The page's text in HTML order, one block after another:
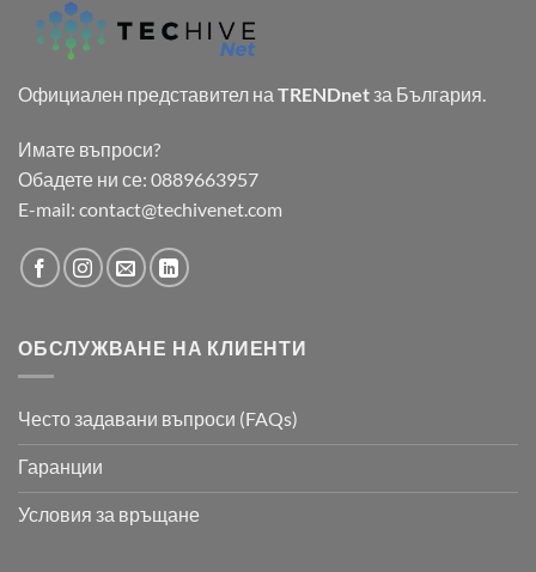
Официален представител на TRENDnetза България.
Имате въпроси?
Обадете ни се: 0889663957
E-mail: contact@techivenet.com
ОБСЛУЖВАНЕ НА КЛИЕНТИ
Често задавани въпроси (FAQs)
Гаранции
Условия за връщане